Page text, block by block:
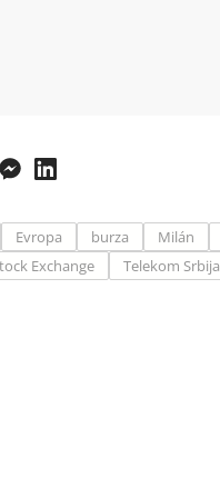
Evropa burza Milán
Exchange
Telekom Srbija